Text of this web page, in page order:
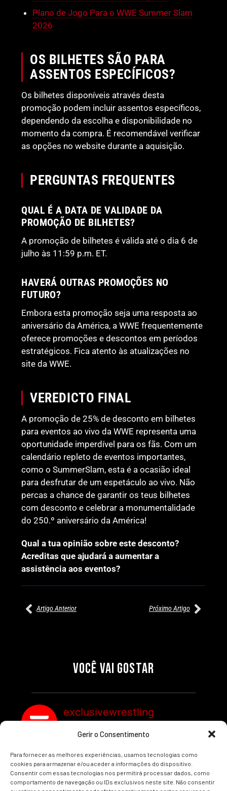
Gerir o Consentimento
Para fornecer as melhores experiências, usamos tecnologias como
cookies para armazenar e/ou aceder a informações do dispositivo.
Consentir com essas tecnologias nos permitirá processar dados, como
comportamento de navegação ou IDs exclusivos neste site. Não consentir
Plano de Jogo Para o WWE Summer Slam
2026
OS BILHETES SÃO PARA
ASSENTOS ESPECÍFICOS?
Os bilhetes disponíveis através desta
promoção podem incluir assentos específicos,
dependendo da escolha e disponibilidade no
momento da compra. É recomendável verificar
as opções no website durante a aquisição.
PERGUNTAS FREQUENTES
QUAL É A DATA DE VALIDADE DA
PROMOÇÃO DE BILHETES?
A promoção de bilhetes é válida até o dia 6 de
julho às 11:59 p.m. ET.
HAVERÁ OUTRAS PROMOÇÕES NO
FUTURO?
Embora esta promoção seja uma resposta ao
aniversário da América, a WWE frequentemente
oferece promoções e descontos em períodos
estratégicos. Fica atento às atualizações no
site da WWE.
VEREDICTO FINAL
A promoção de 25% de desconto em bilhetes
para eventos ao vivo da WWE representa uma
oportunidade imperdível para os fãs. Com um
calendário repleto de eventos importantes,
como o SummerSlam, esta é a ocasião ideal
para desfrutar de um espetáculo ao vivo. Não
percas a chance de garantir os teus bilhetes
com desconto e celebrar a monumentalidade
do 250.º aniversário da América!
Qual a tua opinião sobre este desconto?
Acreditas que ajudará a aumentar a
assistência aos eventos?
Artigo Anterior Próximo Artigo
VOCÊ VAI GOSTAR
SEGMENTOS A NÃO PERDER
Por exclusivewrestling
MUNDIAL FEMININO NA AEW
REDEMPTION
Por exclusivewrestling
exclusivewrestling
Ver mais Artigos